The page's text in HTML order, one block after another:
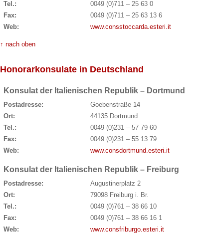
Tel.:
0049 (0)711 – 25 63 0
Fax:
0049 (0)711 – 25 63 13 6
Web:
www.consstoccarda.esteri.it
↑ nach oben
Honorarkonsulate in Deutschland
Konsulat der Italienischen Republik – Dortmund
Postadresse:
Goebenstraße 14
Ort:
44135 Dortmund
Tel.:
0049 (0)231 – 57 79 60
Fax:
0049 (0)231 – 55 13 79
Web:
www.consdortmund.esteri.it
Konsulat der Italienischen Republik – Freiburg
Postadresse:
Augustinerplatz 2
Ort:
79098 Freiburg i. Br.
Tel.:
0049 (0)761 – 38 66 10
Fax:
0049 (0)761 – 38 66 16 1
Web:
www.consfriburgo.esteri.it